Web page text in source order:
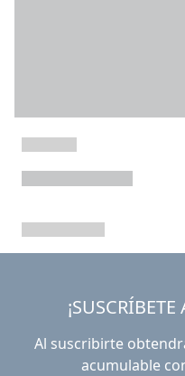
Al suscribirte
acumulable